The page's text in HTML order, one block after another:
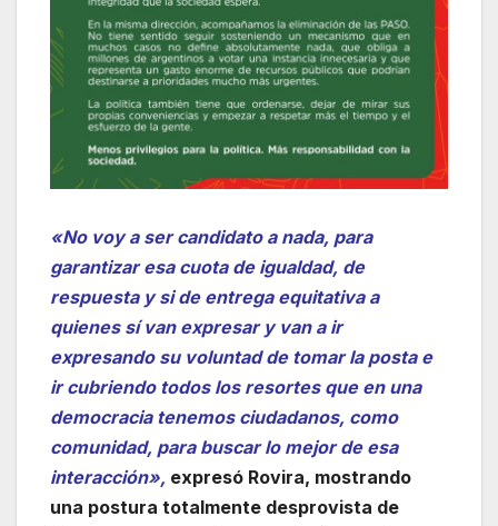
«No voy a ser candidato a nada, para
garantizar esa cuota de igualdad, de
respuesta y si de entrega equitativa a
quienes sí van expresar y van a ir
expresando su voluntad de tomar la posta e
ir cubriendo todos los resortes que en una
democracia tenemos ciudadanos, como
comunidad, para buscar lo mejor de esa
interacción», expresó Rovira, mostrando
una postura totalmente desprovista de